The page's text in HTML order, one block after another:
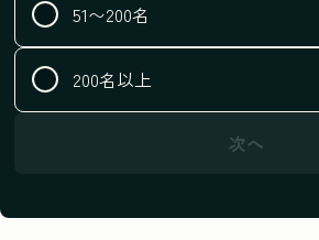
51〜200名
200名以上
次へ